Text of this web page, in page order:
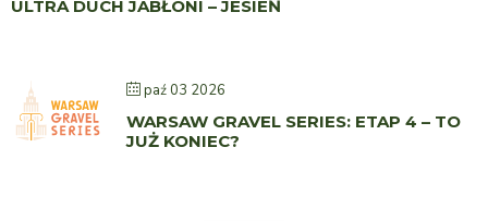
ULTRA DUCH JABŁONI – JESIEŃ
paź 03 2026
WARSAW GRAVEL SERIES: ETAP 4 – TO
JUŻ KONIEC?